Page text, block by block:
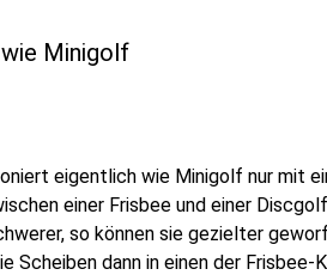
Minigolf
eigentlich wie Minigolf nur mit
einer Frisbee und einer
so können sie gezielter
Scheiben dann in einen der